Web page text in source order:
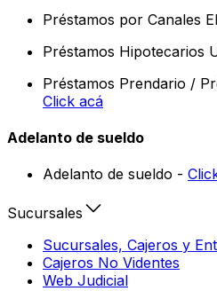
Préstamos por Canales
Préstamos Hipotecarios
Préstamos Prendario /
Click acá
Adelanto de sueldo
Adelanto de sueldo -
Sucursales
Sucursales, Cajeros y
Cajeros No Videntes
Web Judicial